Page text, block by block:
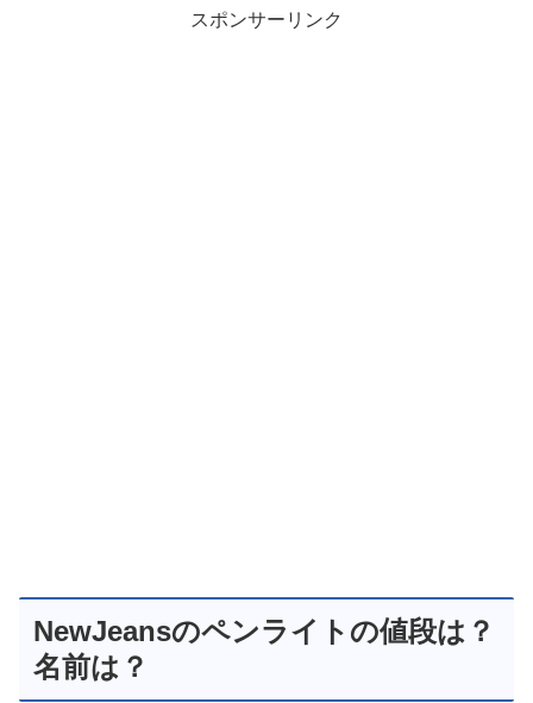
スポンサーリンク
NewJeansのペンライトの値段は？
名前は？